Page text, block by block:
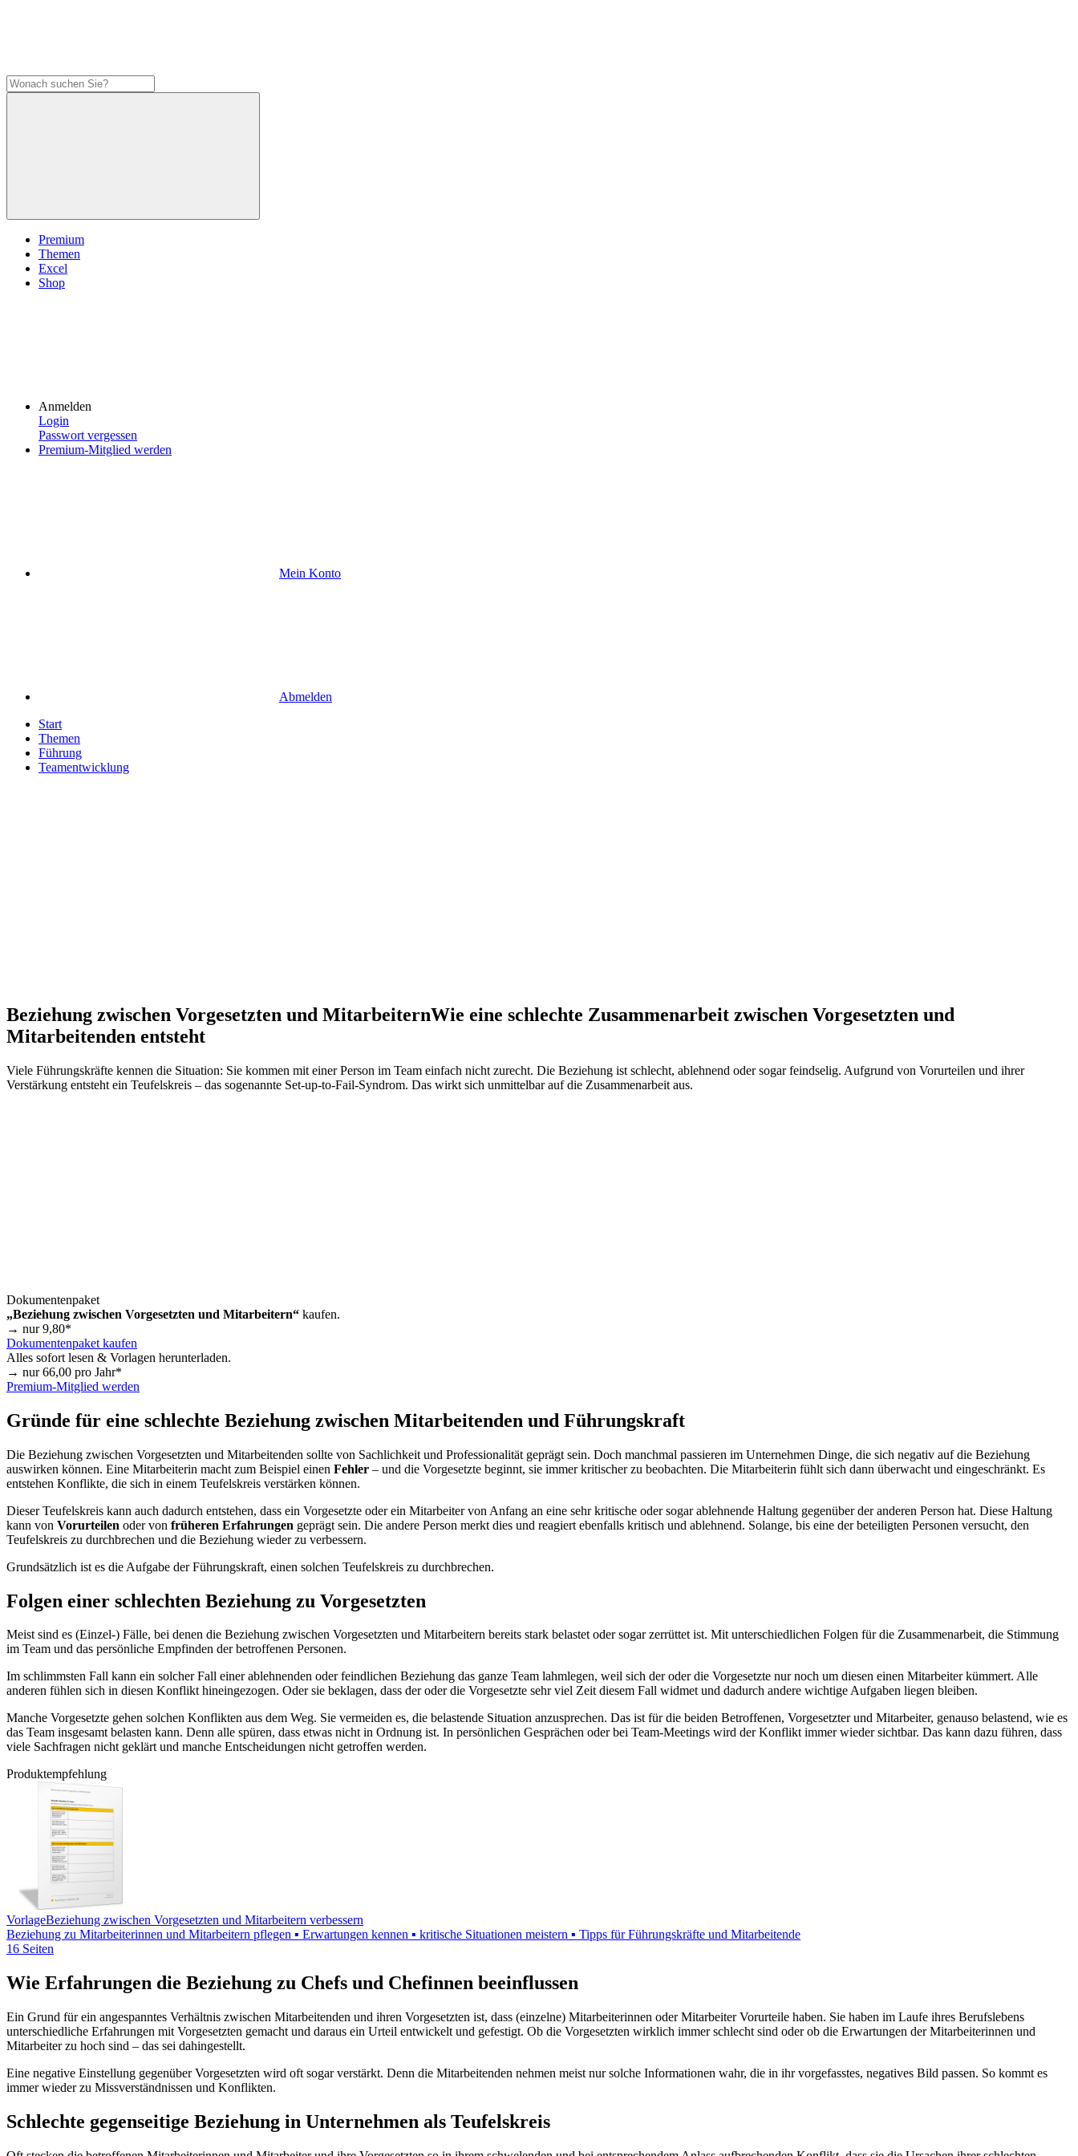
Premium
Themen
Excel
Shop
Anmelden
Login
Passwort vergessen
Premium-Mitglied werden
Mein Konto
Abmelden
Start
Themen
Führung
Teamentwicklung
Beziehung zwischen Vorgesetzten und MitarbeiternWie eine schlechte Zusammenarbeit zwischen Vorgesetzten und
Mitarbeitenden entsteht
Viele Führungskräfte kennen die Situation: Sie kommen mit einer Person im Team einfach nicht zurecht. Die Beziehung ist schlecht, ablehnend oder sogar feindselig. Aufgrund von Vorurteilen und ihrer
Verstärkung entsteht ein Teufelskreis – das sogenannte Set-up-to-Fail-Syndrom. Das wirkt sich unmittelbar auf die Zusammenarbeit aus.
Dokumentenpaket
„Beziehung zwischen Vorgesetzten und Mitarbeitern“ kaufen.
→ nur9,80*
Dokumentenpaket kaufen
Alles sofort lesen & Vorlagen herunterladen.
→ nur66,00 pro Jahr*
Premium-Mitglied werden
Gründe für eine schlechte Beziehung zwischen Mitarbeitenden und Führungskraft
Die Beziehung zwischen Vorgesetzten und Mitarbeitenden sollte von Sachlichkeit und Professionalität geprägt sein. Doch manchmal passieren im Unternehmen Dinge, die sich negativ auf die Beziehung
auswirken können. Eine Mitarbeiterin macht zum Beispiel einen Fehler – und die Vorgesetzte beginnt, sie immer kritischer zu beobachten. Die Mitarbeiterin fühlt sich dann überwacht und eingeschränkt. Es
entstehen Konflikte, die sich in einem Teufelskreis verstärken können.
Dieser Teufelskreis kann auch dadurch entstehen, dass ein Vorgesetzte oder ein Mitarbeiter von Anfang an eine sehr kritische oder sogar ablehnende Haltung gegenüber der anderen Person hat. Diese Haltung
kann von Vorurteilen oder von früheren Erfahrungen geprägt sein. Die andere Person merkt dies und reagiert ebenfalls kritisch und ablehnend. Solange, bis eine der beteiligten Personen versucht, den
Teufelskreis zu durchbrechen und die Beziehung wieder zu verbessern.
Grundsätzlich ist es die Aufgabe der Führungskraft, einen solchen Teufelskreis zu durchbrechen.
Folgen einer schlechten Beziehung zu Vorgesetzten
Meist sind es (Einzel-) Fälle, bei denen die Beziehung zwischen Vorgesetzten und Mitarbeitern bereits stark belastet oder sogar zerrüttet ist. Mit unterschiedlichen Folgen für die Zusammenarbeit, die Stimmung
im Team und das persönliche Empfinden der betroffenen Personen.
Im schlimmsten Fall kann ein solcher Fall einer ablehnenden oder feindlichen Beziehung das ganze Team lahmlegen, weil sich der oder die Vorgesetzte nur noch um diesen einen Mitarbeiter kümmert. Alle
anderen fühlen sich in diesen Konflikt hineingezogen. Oder sie beklagen, dass der oder die Vorgesetzte sehr viel Zeit diesem Fall widmet und dadurch andere wichtige Aufgaben liegen bleiben.
Manche Vorgesetzte gehen solchen Konflikten aus dem Weg. Sie vermeiden es, die belastende Situation anzusprechen. Das ist für die beiden Betroffenen, Vorgesetzter und Mitarbeiter, genauso belastend, wie es
das Team insgesamt belasten kann. Denn alle spüren, dass etwas nicht in Ordnung ist. In persönlichen Gesprächen oder bei Team-Meetings wird der Konflikt immer wieder sichtbar. Das kann dazu führen, dass
viele Sachfragen nicht geklärt und manche Entscheidungen nicht getroffen werden.
Produktempfehlung
VorlageBeziehung zwischen Vorgesetzten und Mitarbeitern verbessern
Beziehung zu Mitarbeiterinnen und Mitarbeitern pflegen ▪ Erwartungen kennen ▪ kritische Situationen meistern ▪ Tipps für Führungskräfte und Mitarbeitende
16 Seiten
Wie Erfahrungen die Beziehung zu Chefs und Chefinnen beeinflussen
Ein Grund für ein angespanntes Verhältnis zwischen Mitarbeitenden und ihren Vorgesetzten ist, dass (einzelne) Mitarbeiterinnen oder Mitarbeiter Vorurteile haben. Sie haben im Laufe ihres Berufslebens
unterschiedliche Erfahrungen mit Vorgesetzten gemacht und daraus ein Urteil entwickelt und gefestigt. Ob die Vorgesetzten wirklich immer schlecht sind oder ob die Erwartungen der Mitarbeiterinnen und
Mitarbeiter zu hoch sind – das sei dahingestellt.
Eine negative Einstellung gegenüber Vorgesetzten wird oft sogar verstärkt. Denn die Mitarbeitenden nehmen meist nur solche Informationen wahr, die in ihr vorgefasstes, negatives Bild passen. So kommt es
immer wieder zu Missverständnissen und Konflikten.
Schlechte gegenseitige Beziehung in Unternehmen als Teufelskreis